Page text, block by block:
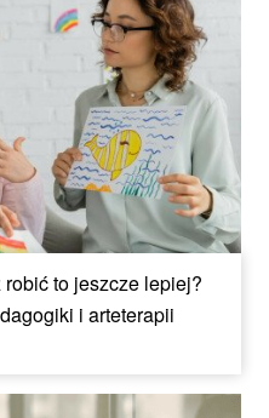
to jeszcze lepiej?
i arteterapii